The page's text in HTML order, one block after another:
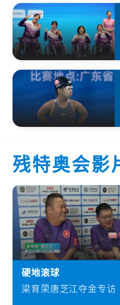
残特奥会影
硬地滚球
梁育荣唐芝江夺金专访